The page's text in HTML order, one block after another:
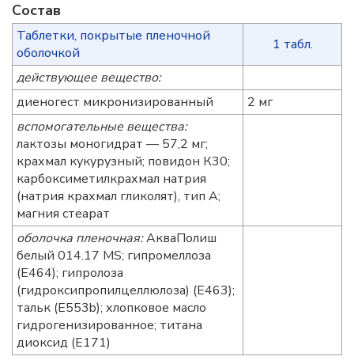
Состав
Таблетки, покрытые пленочной
оболочкой
1 табл.
действующее вещество:
диеногест микронизированный
2 мг
вспомогательные вещества:
лактозы моногидрат — 57,2 мг;
крахмал кукурузный; повидон К30;
карбоксиметилкрахмал натрия
(натрия крахмал гликолят), тип А;
магния стеарат
оболочка пленочная:АкваПолиш
белый 014.17 MS; гипромеллоза
(E464); гипролоза
(гидроксипропилцеллюлоза) (E463);
тальк (E553b); хлопковое масло
гидрогенизированное; титана
диоксид (E171)